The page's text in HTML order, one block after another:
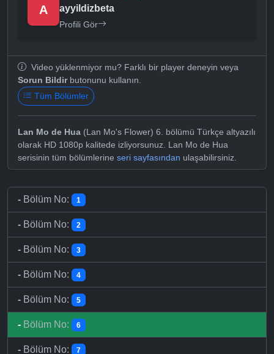
A ayyildizbeta
Profili Gör
Video yüklenmiyor mu? Farklı bir player deneyin veya
Sorun Bildirbutonunu kullanın.
Tüm Bölümler
Lan Mo de Hua (Lan Mo's Flower) 6. bölümü Türkçe altyazılı
olarak HD 1080p kalitede izliyorsunuz. Lan Mo de Hua
serisinin tüm bölümlerine seri sayfasından ulaşabilirsiniz.
- Bölüm No: 1
- Bölüm No: 2
- Bölüm No: 3
- Bölüm No: 4
- Bölüm No: 5
- Bölüm No: 6
- Bölüm No: 7